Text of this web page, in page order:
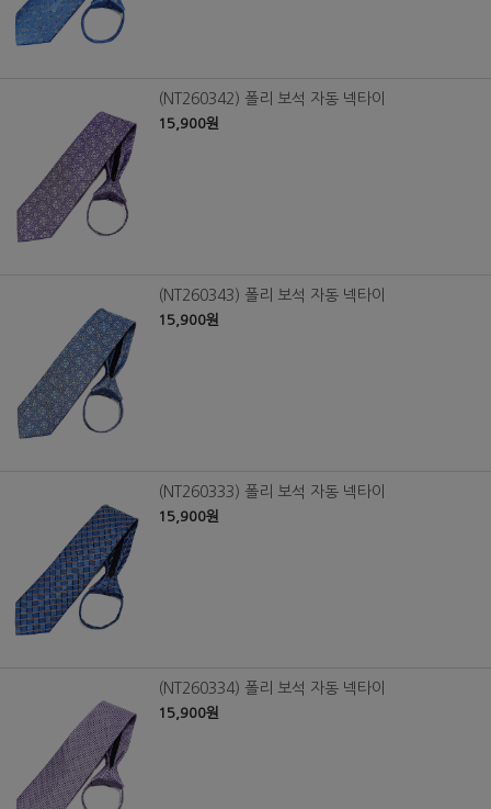
(NT260342) 폴리 보석 자동 넥타이
15,900원
(NT260343) 폴리 보석 자동 넥타이
15,900원
(NT260333) 폴리 보석 자동 넥타이
15,900원
(NT260334) 폴리 보석 자동 넥타이
15,900원